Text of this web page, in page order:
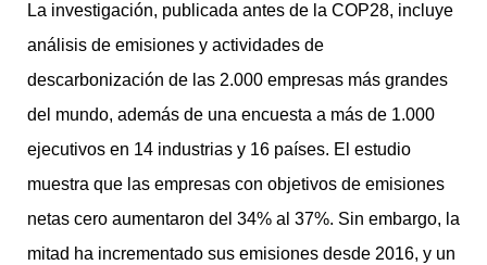
La investigación, publicada antes de la COP28, incluye
análisis de emisiones y actividades de
descarbonización de las 2.000 empresas más grandes
del mundo, además de una encuesta a más de 1.000
ejecutivos en 14 industrias y 16 países. El estudio
muestra que las empresas con objetivos de emisiones
netas cero aumentaron del 34% al 37%. Sin embargo, la
mitad ha incrementado sus emisiones desde 2016, y un